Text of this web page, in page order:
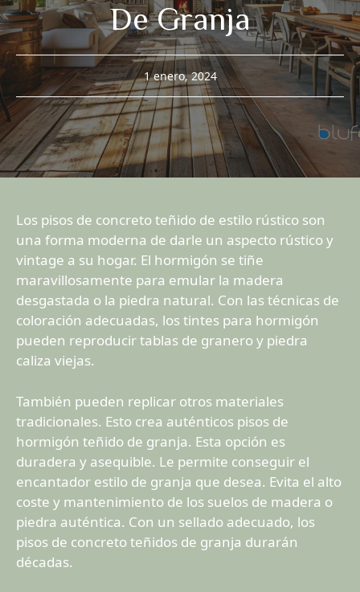
De Granja
1 enero, 2024
Los pisos de concreto teñido de estilo rústico son
una forma moderna de darle un aspecto rústico y
vintage a su hogar. El hormigón se tiñe
maravillosamente para emular la madera
desgastada o la piedra natural. Con las técnicas de
coloración adecuadas, los tintes para hormigón
pueden reproducir tablas de granero y piedra
caliza viejas.
También pueden replicar otros materiales
tradicionales. Esto crea auténticos pisos de
hormigón teñido de granja. Esta opción es
duradera y asequible. Le permite conseguir el
encantador estilo de granja que desea. Evita el alto
coste y mantenimiento de los suelos de madera o
piedra auténtica. Con un sellado adecuado, los
pisos de concreto teñidos de granja durarán
décadas.